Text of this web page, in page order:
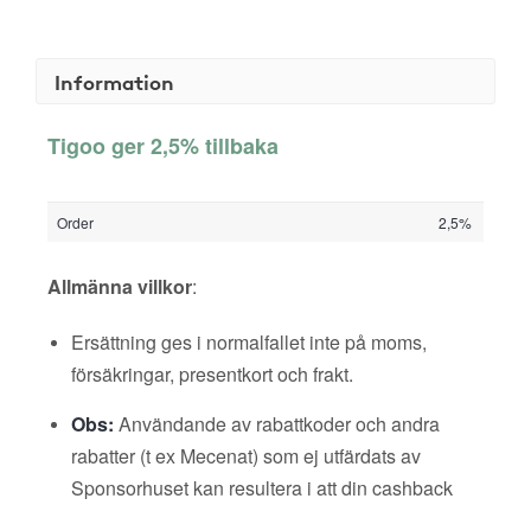
Information
Tigoo ger 2,5% tillbaka
Order 2,5%
Allmänna villkor:
Ersättning ges i normalfallet inte på moms,
försäkringar, presentkort och frakt.
Obs: Användande av rabattkoder och andra
rabatter (t ex Mecenat) som ej utfärdats av
Sponsorhuset kan resultera i att din cashback